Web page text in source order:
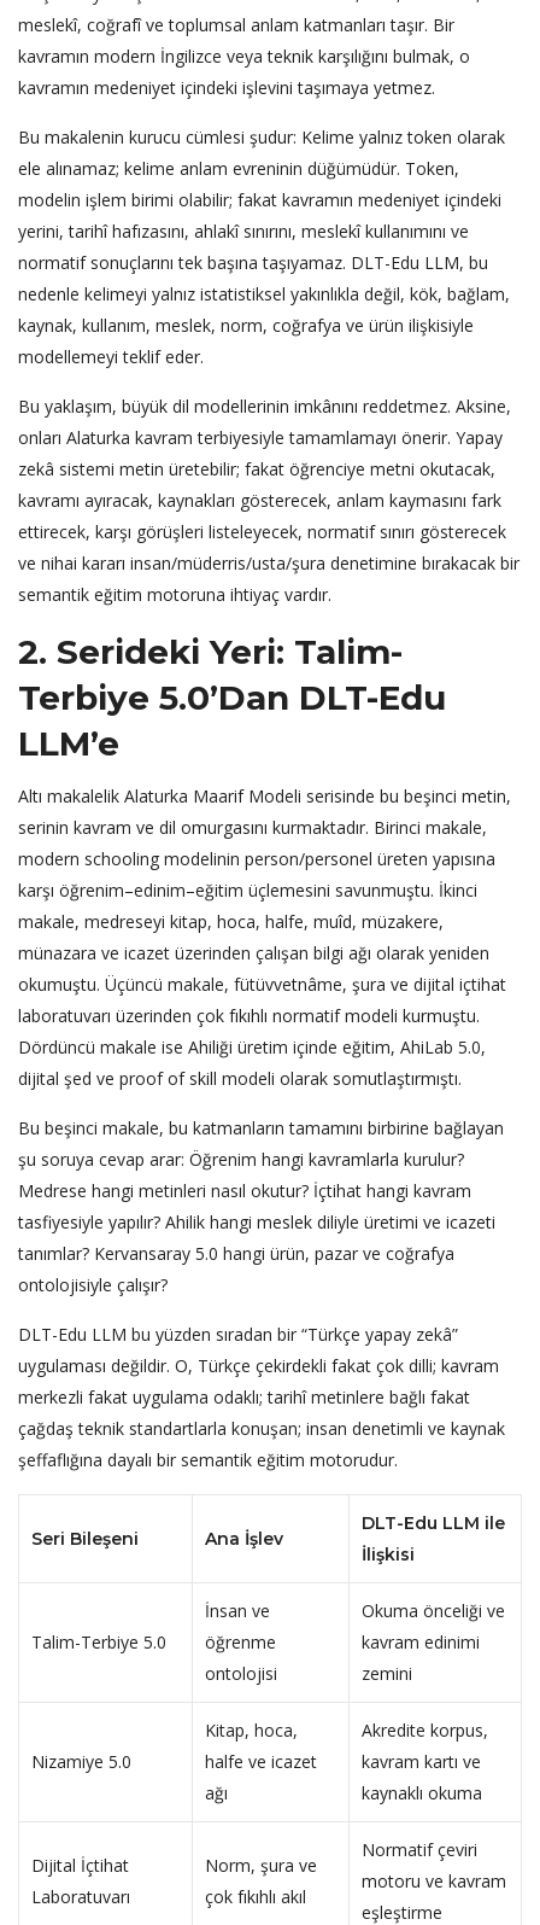
meslekî, coğrafî ve toplumsal anlam katmanları taşır. Bir
kavramın modern İngilizce veya teknik karşılığını bulmak, o
kavramın medeniyet içindeki işlevini taşımaya yetmez.
Bu makalenin kurucu cümlesi şudur: Kelime yalnız token olarak
ele alınamaz; kelime anlam evreninin düğümüdür. Token,
modelin işlem birimi olabilir; fakat kavramın medeniyet içindeki
yerini, tarihî hafızasını, ahlakî sınırını, meslekî kullanımını ve
normatif sonuçlarını tek başına taşıyamaz. DLT-Edu LLM, bu
nedenle kelimeyi yalnız istatistiksel yakınlıkla değil, kök, bağlam,
kaynak, kullanım, meslek, norm, coğrafya ve ürün ilişkisiyle
modellemeyi teklif eder.
Bu yaklaşım, büyük dil modellerinin imkânını reddetmez. Aksine,
onları Alaturka kavram terbiyesiyle tamamlamayı önerir. Yapay
zekâ sistemi metin üretebilir; fakat öğrenciye metni okutacak,
kavramı ayıracak, kaynakları gösterecek, anlam kaymasını fark
ettirecek, karşı görüşleri listeleyecek, normatif sınırı gösterecek
ve nihai kararı insan/müderris/usta/şura denetimine bırakacak bir
semantik eğitim motoruna ihtiyaç vardır.
2. Serideki Yeri: Talim-
Terbiye 5.0’dan DLT-Edu
LLM’e
Altı makalelik Alaturka Maarif Modeli serisinde bu beşinci metin,
serinin kavram ve dil omurgasını kurmaktadır. Birinci makale,
modern schooling modelinin person/personel üreten yapısına
karşı öğrenim–edinim–eğitim üçlemesini savunmuştu. İkinci
makale, medreseyi kitap, hoca, halfe, muîd, müzakere,
münazara ve icazet üzerinden çalışan bilgi ağı olarak yeniden
okumuştu. Üçüncü makale, fütüvvetnâme, şura ve dijital içtihat
laboratuvarı üzerinden çok fıkıhlı normatif modeli kurmuştu.
Dördüncü makale ise Ahiliği üretim içinde eğitim, AhiLab 5.0,
dijital şed ve proof of skill modeli olarak somutlaştırmıştı.
Bu beşinci makale, bu katmanların tamamını birbirine bağlayan
şu soruya cevap arar: Öğrenim hangi kavramlarla kurulur?
Medrese hangi metinleri nasıl okutur? İçtihat hangi kavram
tasfiyesiyle yapılır? Ahilik hangi meslek diliyle üretimi ve icazeti
tanımlar? Kervansaray 5.0 hangi ürün, pazar ve coğrafya
ontolojisiyle çalışır?
DLT-Edu LLM bu yüzden sıradan bir “Türkçe yapay zekâ”
uygulaması değildir. O, Türkçe çekirdekli fakat çok dilli; kavram
merkezli fakat uygulama odaklı; tarihî metinlere bağlı fakat
çağdaş teknik standartlarla konuşan; insan denetimli ve kaynak
şeffaflığına dayalı bir semantik eğitim motorudur.
Seri Bileşeni Ana İşlev
DLT-Edu LLM ile
İlişkisi
Talim-Terbiye 5.0
İnsan ve
öğrenme
ontolojisi
Okuma önceliği ve
kavram edinimi
zemini
Nizamiye 5.0
Kitap, hoca,
halfe ve icazet
ağı
Akredite korpus,
kavram kartı ve
kaynaklı okuma
Dijital İçtihat
Laboratuvarı
Norm, şura ve
çok fıkıhlı akıl
Normatif çeviri
motoru ve kavram
eşleştirme